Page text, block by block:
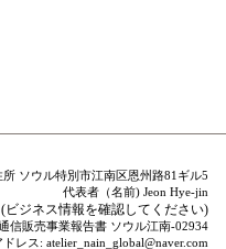
ソウル特別市江南区恩州路81ギル5
代表者（名前) Jeon Hye-jin
(ビジネス情報を確認してください)
信販売事業報告書 ソウル江南-02934
レス: atelier_nain_global@naver.com